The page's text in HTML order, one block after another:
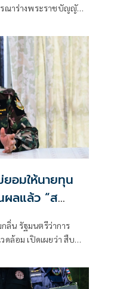
รณาร่างพระราชบัญญัติ
รณ์ส่วนตัว
ยอมให้นายทุน
ลแล้ว “ส
องคืบ 40%
างกฎหมาย
ลิ่น รัฐมนตรีว่าการ
ดล้อม เปิดเผยว่า สืบ